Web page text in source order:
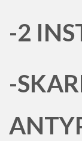
-2
-